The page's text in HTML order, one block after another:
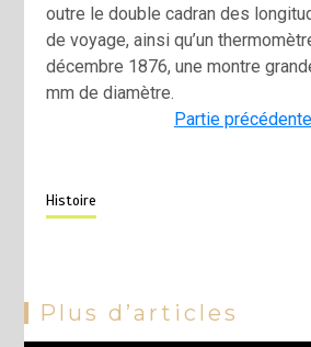
outre le double cadran des
de voyage, ainsi qu’un
décembre 1876, une montre
mm de diamètre.
Partie précédente
Histoire
Plus d’articles